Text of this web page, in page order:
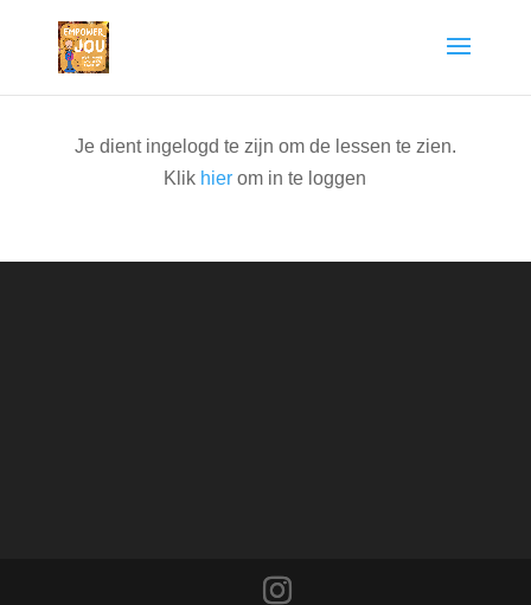
Je dient ingelogd te zijn om de lessen te zien.
Klik hier om in te loggen